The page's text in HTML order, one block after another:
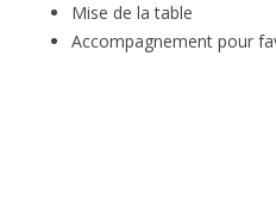
Mise de la table
Accompagnement pour